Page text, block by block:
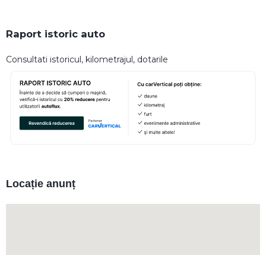
Raport istoric auto
Consultati istoricul, kilometrajul, dotarile
Locație anunț